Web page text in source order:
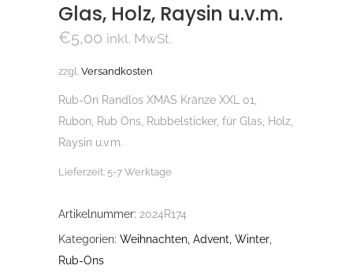
Glas, Holz, Raysin u.v.m.
€5,00 inkl. MwSt.
zzgl. Versandkosten
Rub-On Randlos XMAS Kränze XXL 01,
Rubon, Rub Ons, Rubbelsticker, für Glas, Holz,
Raysin u.v.m.
Lieferzeit: 5-7 Werktage
Artikelnummer: 2024R174
Kategorien: Weihnachten, Advent, Winter
Rub-Ons